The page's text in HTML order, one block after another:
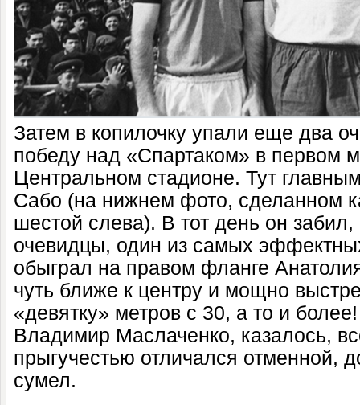
Затем в копилочку упали еще два
победу над «Спартаком» в первом
Центральном стадионе. Тут
Сабо (на нижнем фото, сделанном
шестой слева). В тот день он забил,
очевидцы, один из самых
обыграл на правом фланге
чуть ближе к центру и мощно
«девятку» метров с 30, а то и
Владимир Маслаченко, казалось,
прыгучестью отличался отменной,
сумел.